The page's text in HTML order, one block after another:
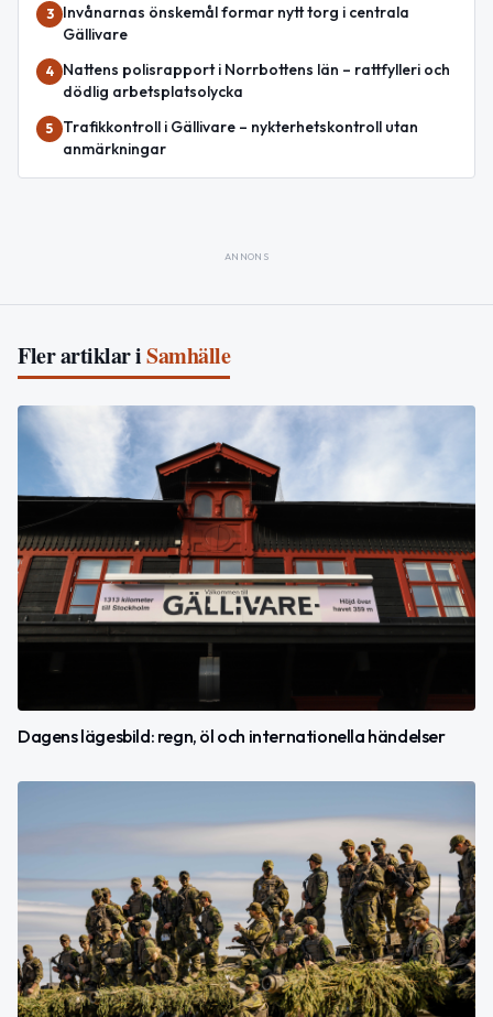
3
Invånarnas önskemål formar nytt torg i centrala
Gällivare
4
Nattens polisrapport i Norrbottens län – rattfylleri och
dödlig arbetsplatsolycka
5
Trafikkontroll i Gällivare – nykterhetskontroll utan
anmärkningar
ANNONS
Fler artiklar iSamhälle
Dagens lägesbild: regn, öl och internationella händelser